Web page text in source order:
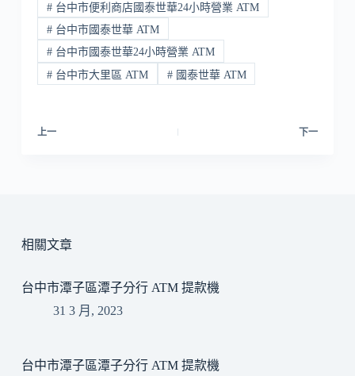
#台中市便利商店國泰世華24小時營業 ATM
#台中市國泰世華 ATM
#台中市國泰世華24小時營業 ATM
#台中市大里區 ATM #國泰世華 ATM
上一 下一
相關文章
台中市潭子區潭子分行 ATM 提款機
31 3 月, 2023
台中市潭子區潭子分行 ATM 提款機